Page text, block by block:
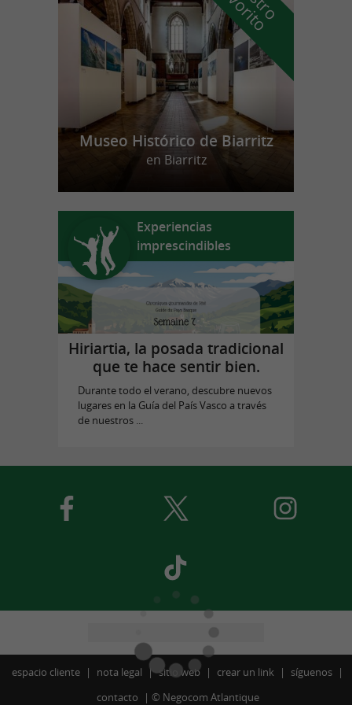
Museo Histórico de Biarritz
en Biarritz
Experiencias
imprescindibles
Hiriartia, la posada tradicional
que te hace sentir bien.
Durante todo el verano, descubre nuevos
lugares en la Guía del País Vasco a través
de nuestros ...
espacio cliente nota legal sitio web crear un link
síguenos
contacto
© Negocom Atlantique